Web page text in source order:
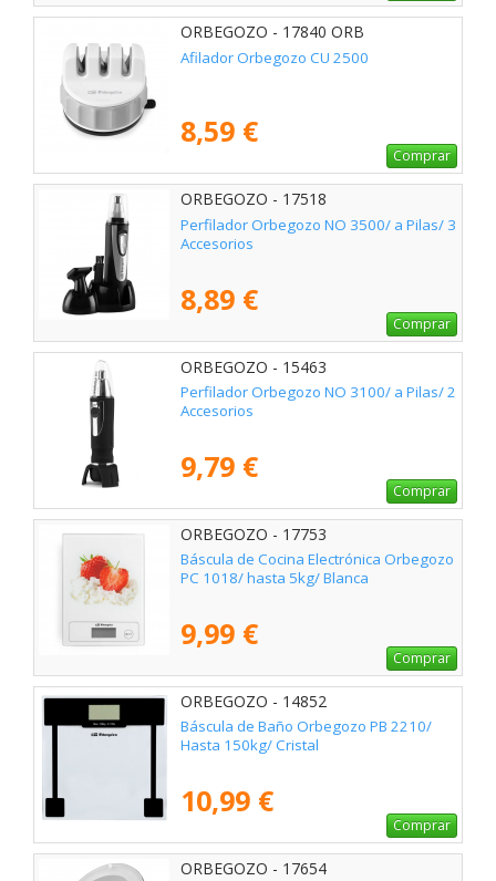
ORBEGOZO - 17840 ORB
Afilador Orbegozo CU 2500
8,59 €
Comprar
ORBEGOZO - 17518
Perfilador Orbegozo NO 3500/ a Pilas/ 3
Accesorios
8,89 €
Comprar
ORBEGOZO - 15463
Perfilador Orbegozo NO 3100/ a Pilas/ 2
Accesorios
9,79 €
Comprar
ORBEGOZO - 17753
Báscula de Cocina Electrónica Orbegozo
PC 1018/ hasta 5kg/ Blanca
9,99 €
Comprar
ORBEGOZO - 14852
Báscula de Baño Orbegozo PB 2210/
Hasta 150kg/ Cristal
10,99 €
Comprar
ORBEGOZO - 17654